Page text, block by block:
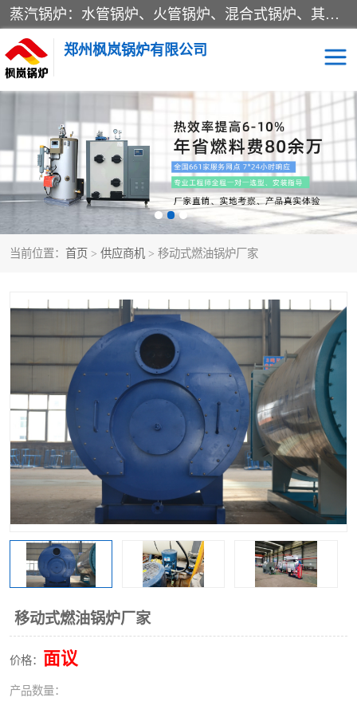
蒸汽锅炉：水管锅炉、火管锅炉、混合式锅炉、其他蒸汽锅炉； 热水锅炉：家用型集中供暖用热水锅炉、其他热水锅炉； 有机热载体锅炉； 船用蒸汽锅炉； （锅炉用辅助设备及装置）蒸汽冷凝器：表面冷凝器、混合式冷凝器、空冷式冷凝器、其他蒸汽冷凝器； 锅炉用辅助设备：节热器、蒸汽收集器、蓄能器、烟垢清除器、气体回收器、泥渣刮除器、空气预热器、其他锅炉用辅助设备；
郑州枫岚锅炉有限公司
当前位置： 首页 > 供应商机 > 移动式燃油锅炉厂家
移动式燃油锅炉厂家
价格： 面议
产品数量：